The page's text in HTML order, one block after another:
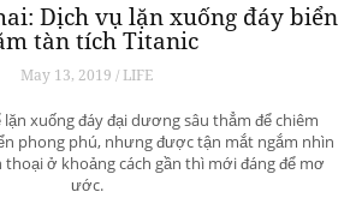
Dịch vụ lặn xuống đáy biển
tàn tích Titanic
May 13, 2019 / LIFE
lặn xuống đáy đại dương sâu thẳm để chiêm
phong phú, nhưng được tận mắt ngắm nhìn
ở khoảng cách gần thì mới đáng để mơ
ước.